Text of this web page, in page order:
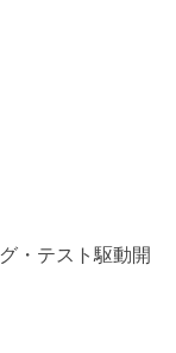
・テスト駆動開